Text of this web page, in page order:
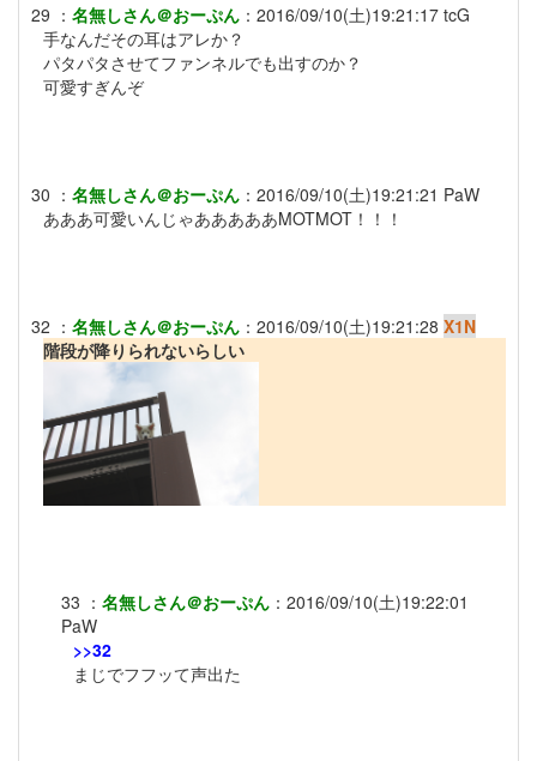
29 ： 名無しさん＠おーぷん ： 2016/09/10(土)19:21:17 tcG
手なんだその耳はアレか？
パタパタさせてファンネルでも出すのか？
可愛すぎんぞ
30 ： 名無しさん＠おーぷん ： 2016/09/10(土)19:21:21 PaW
あああ可愛いんじゃあああああMOTMOT！！！
32 ： 名無しさん＠おーぷん ： 2016/09/10(土)19:21:28 X1N
階段が降りられないらしい
33 ： 名無しさん＠おーぷん ： 2016/09/10(土)19:22:01
PaW
>>32
まじでフフッて声出た